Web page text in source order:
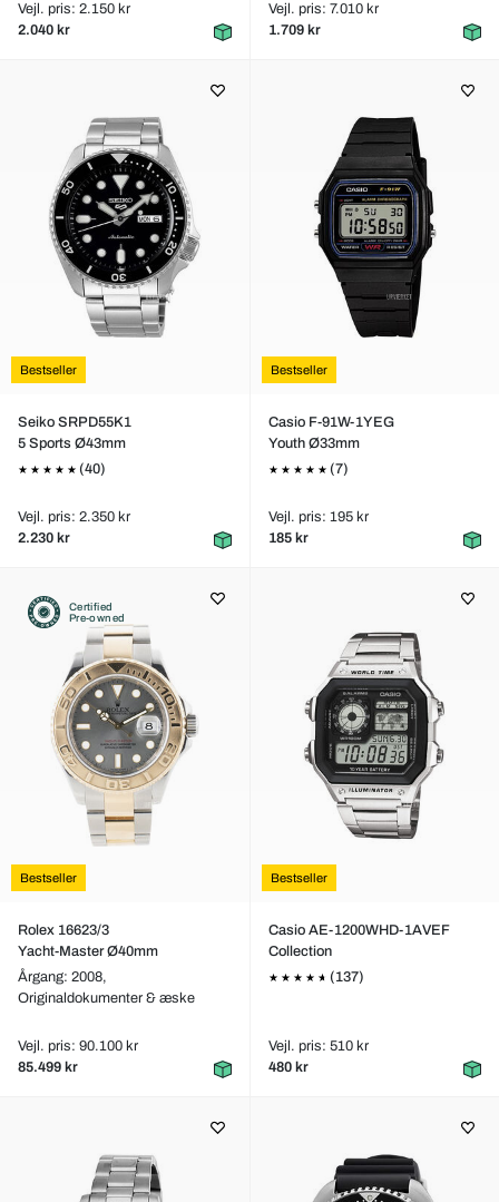
Vejl. pris: 2.150 kr
2.040 kr
Vejl. pris: 7.010 kr
1.709 kr
Bestseller
Seiko SRPD55K1
5 Sports Ø43mm
(40)
Vejl. pris: 2.350 kr
2.230 kr
Bestseller
Casio F-91W-1YEG
Youth Ø33mm
(7)
Vejl. pris: 195 kr
185 kr
Certified
Pre-owned
Bestseller
Rolex 16623/3
Yacht-Master Ø40mm
Årgang: 2008,
Originaldokumenter & æske
Vejl. pris: 90.100 kr
85.499 kr
Bestseller
Casio AE-1200WHD-1AVEF
Collection
(137)
Vejl. pris: 510 kr
480 kr